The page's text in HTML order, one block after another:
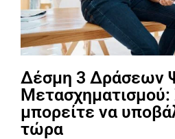
Δέσμη 3 Δράσεων
Μετασχηματισμού:
μπορείτε να
τώρα